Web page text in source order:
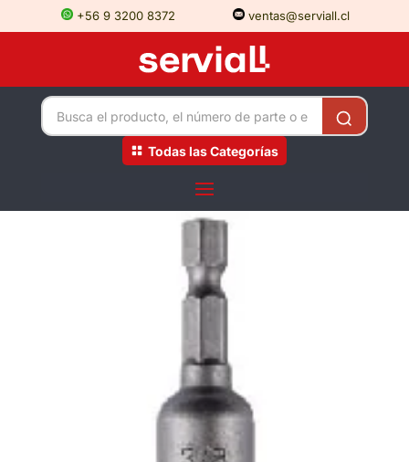
+56 9 3200 8372 ventas@serviall.cl
Todas las Categorías